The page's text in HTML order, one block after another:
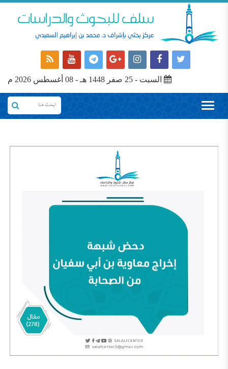
السبت - 25 صفر 1448 هـ - 08 أغسطس 2026 م